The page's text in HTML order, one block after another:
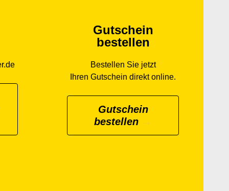
Gutschein
bestellen
Bestellen Sie jetzt
Ihren Gutschein direkt online.
Gutschein
bestellen